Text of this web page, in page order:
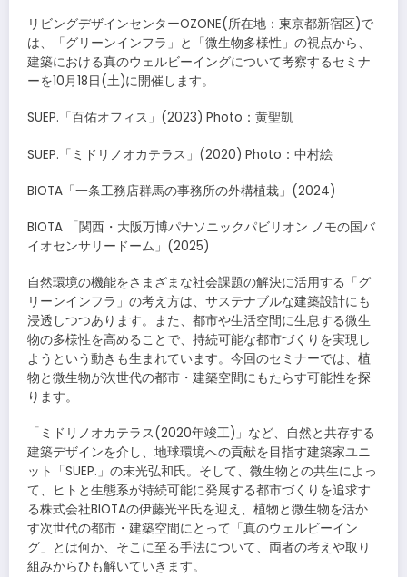
リビングデザインセンターOZONE(所在地：東京都新宿区)で
は、「グリーンインフラ」と「微生物多様性」の視点から、
建築における真のウェルビーイングについて考察するセミナ
ーを10月18日(土)に開催します。
SUEP.「百佑オフィス」(2023) Photo：黄聖凱
SUEP.「ミドリノオカテラス」(2020) Photo：中村絵
BIOTA「一条工務店群馬の事務所の外構植栽」(2024)
BIOTA 「関西・大阪万博パナソニックパビリオン ノモの国バ
イオセンサリードーム」(2025)
自然環境の機能をさまざまな社会課題の解決に活用する「グ
リーンインフラ」の考え方は、サステナブルな建築設計にも
浸透しつつあります。また、都市や生活空間に生息する微生
物の多様性を高めることで、持続可能な都市づくりを実現し
ようという動きも生まれています。今回のセミナーでは、植
物と微生物が次世代の都市・建築空間にもたらす可能性を探
ります。
「ミドリノオカテラス(2020年竣工)」など、自然と共存する
建築デザインを介し、地球環境への貢献を目指す建築家ユニ
ット「SUEP.」の末光弘和氏。そして、微生物との共生によっ
て、ヒトと生態系が持続可能に発展する都市づくりを追求す
る株式会社BIOTAの伊藤光平氏を迎え、植物と微生物を活か
す次世代の都市・建築空間にとって「真のウェルビーイン
グ」とは何か、そこに至る手法について、両者の考えや取り
組みからひも解いていきます。